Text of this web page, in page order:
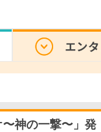
神の一撃〜」発